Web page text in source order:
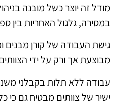
מודל זה יוצר כשל מובנה
במסירה, גלגול האחריות בין
גישת העבודה של קורן מבנים
מבוצעת אך ורק על ידי
עבודה ללא תלות בקבלני
ישיר של צוותים מבטיח גם כי